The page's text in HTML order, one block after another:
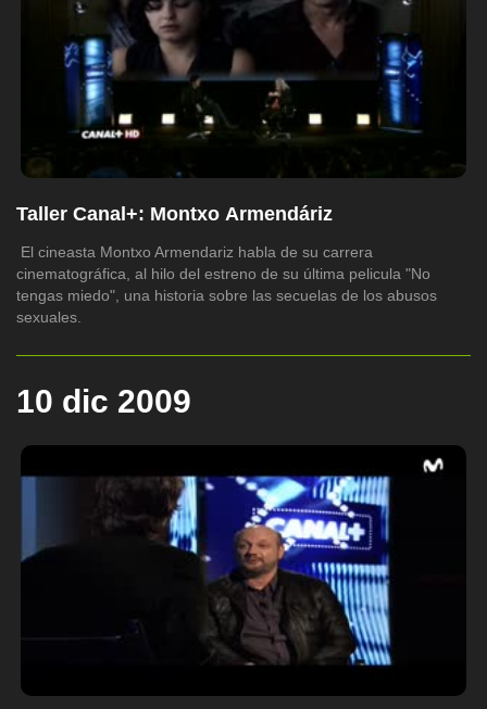
Taller Canal+: Montxo Armendáriz
El cineasta Montxo Armendariz habla de su carrera
cinematográfica, al hilo del estreno de su última pelicula "No
tengas miedo", una historia sobre las secuelas de los abusos
sexuales.
10 dic 2009